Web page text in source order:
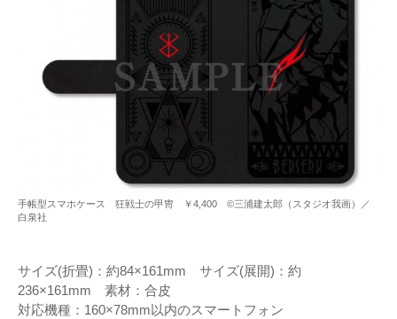
手帳型スマホケース 狂戦士の甲冑 ￥4,400 ©三浦建太郎（スタジオ我画）／
白泉社
サイズ(折畳)：約84×161mm サイズ(展開)：約
236×161mm 素材：合皮
対応機種：160×78mm以内のスマートフォン